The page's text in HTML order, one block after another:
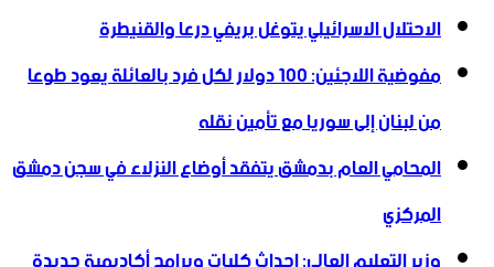
الاحتلال الاسرائيلي يتوغل بريفي درعا والقنيطرة
مفوضية اللاجئين: 100 دولار لكل فرد بالعائلة يعود طوعا
من لبنان إلى سوريا مع تأمين نقله
المحامي العام بدمشق يتفقد أوضاع النزلاء في سجن دمشق
المركزي